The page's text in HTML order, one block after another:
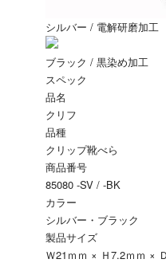
シルバー / 電解研磨加工
ブラック / 黒染め加工
スペック
品名
クリフ
品種
クリップ靴べら
商品番号
85080 -SV / -BK
カラー
シルバー・ブラック
製品サイズ
Ｗ21ｍｍ × Ｈ7.2ｍｍ ×